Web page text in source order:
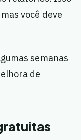
você deve
semanas
de